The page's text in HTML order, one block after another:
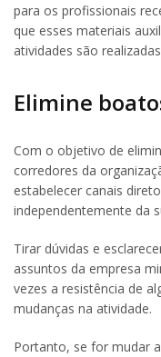
para os profissionais
que esses materiais
atividades são
Elimine
Com o objetivo de
corredores da
estabelecer canais
independentemente da
Tirar dúvidas e
assuntos da empresa
vezes a resistência de
mudanças na atividade.
Portanto, se for mudar